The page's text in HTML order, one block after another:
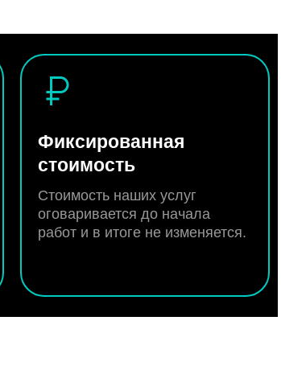
Фиксированная
стоимость
Стоимость наших услуг
оговаривается до начала
работ и в итоге не изменяется.